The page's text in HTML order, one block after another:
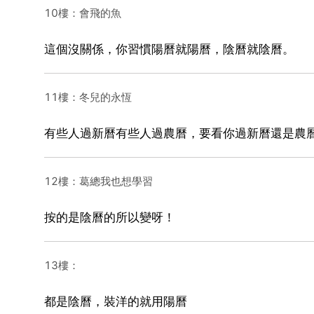
10樓：會飛的魚
這個沒關係，你習慣陽曆就陽曆，陰曆就陰曆。
11樓：冬兒的永恆
有些人過新曆有些人過農曆，要看你過新曆還是農
12樓：葛總我也想學習
按的是陰曆的所以變呀！
13樓：
都是陰曆，裝洋的就用陽曆